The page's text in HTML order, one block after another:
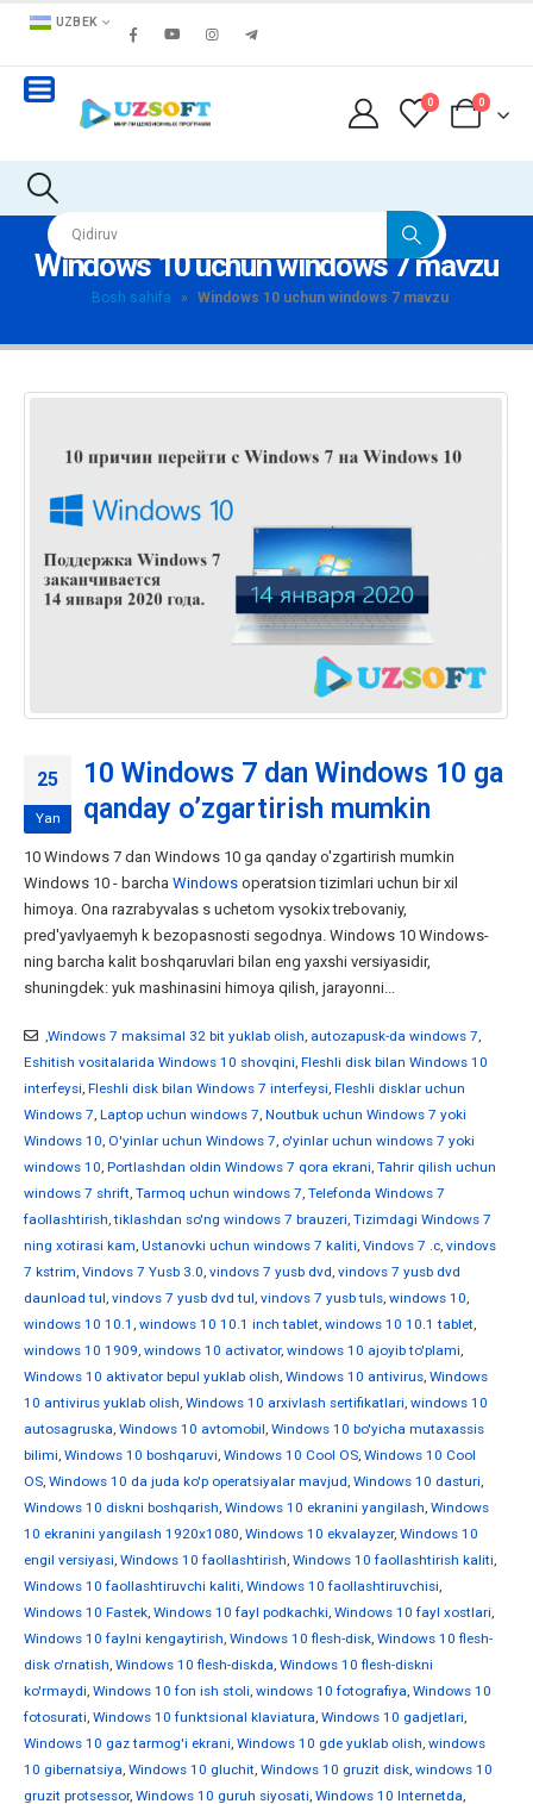
UZBEK
0 0
Windows 10 uchun windows 7 mavzu
Bosh sahifa » Windows 10 uchun windows 7 mavzu
25
Yan
10 Windows 7 dan Windows 10 ga
qanday o’zgartirish mumkin
10 Windows 7 dan Windows 10 ga qanday o'zgartirish mumkin
Windows 10 - barcha Windows operatsion tizimlari uchun bir xil
himoya. Ona razrabyvalas s uchetom vysokix trebovaniy,
pred'yavlyaemyh k bezopasnosti segodnya. Windows 10 Windows-
ning barcha kalit boshqaruvlari bilan eng yaxshi versiyasidir,
shuningdek: yuk mashinasini himoya qilish, jarayonni...
,Windows 7 maksimal 32 bit yuklab olish, autozapusk-da windows 7,
Eshitish vositalarida Windows 10 shovqini, Fleshli disk bilan Windows 10
interfeysi, Fleshli disk bilan Windows 7 interfeysi, Fleshli disklar uchun
Windows 7, Laptop uchun windows 7, Noutbuk uchun Windows 7 yoki
Windows 10, O'yinlar uchun Windows 7, o'yinlar uchun windows 7 yoki
windows 10, Portlashdan oldin Windows 7 qora ekrani, Tahrir qilish uchun
windows 7 shrift, Tarmoq uchun windows 7, Telefonda Windows 7
faollashtirish,tiklashdan so'ng windows 7 brauzeri, Tizimdagi Windows 7
ning xotirasi kam, Ustanovki uchun windows 7 kaliti, Vindovs 7 .c, vindovs
7 kstrim, Vindovs 7 Yusb 3.0, vindovs 7 yusb dvd, vindovs 7 yusb dvd
daunload tul, vindovs 7 yusb dvd tul, vindovs 7 yusb tuls, windows 10,
windows 10 10.1 , windows 10 10.1 inch tablet, windows 10 10.1 tablet,
windows 10 1909, windows 10 activator, windows 10 ajoyib to'plami,
Windows 10 aktivator bepul yuklab olish, Windows 10 antivirus, Windows
10 antivirus yuklab olish, Windows 10 arxivlash sertifikatlari, windows 10
autosagruska, Windows 10 avtomobil, Windows 10 bo'yicha mutaxassis
bilimi, Windows 10 boshqaruvi, Windows 10 Cool OS, Windows 10 Cool
OS, Windows 10 da juda ko'p operatsiyalar mavjud, Windows 10 dasturi,
Windows 10 diskni boshqarish, Windows 10 ekranini yangilash, Windows
10 ekranini yangilash 1920x1080, Windows 10 ekvalayzer, Windows 10
engil versiyasi, Windows 10 faollashtirish, Windows 10 faollashtirish kaliti,
Windows 10 faollashtiruvchi kaliti, Windows 10 faollashtiruvchisi,
Windows 10 Fastek, Windows 10 fayl podkachki, Windows 10 fayl xostlari,
Windows 10 faylni kengaytirish, Windows 10 flesh-disk, Windows 10 flesh-
disk o'rnatish, Windows 10 flesh-diskda, Windows 10 flesh-diskni
ko'rmaydi, Windows 10 fon ish stoli, windows 10 fotografiya, Windows 10
fotosurati, Windows 10 funktsional klaviatura, Windows 10 gadjetlari,
Windows 10 gaz tarmog'i ekrani, Windows 10 gde yuklab olish, windows
10 gibernatsiya, Windows 10 gluchit, Windows 10 gruzit disk, windows 10
gruzit protsessor, Windows 10 guruh siyosati, Windows 10 Internetda,